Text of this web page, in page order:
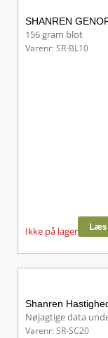
SHANREN
156 gram blot
Varenr: SR-BL10
Ikke på lager
Shanren
Nøjagtige data
Varenr: SR-SC20